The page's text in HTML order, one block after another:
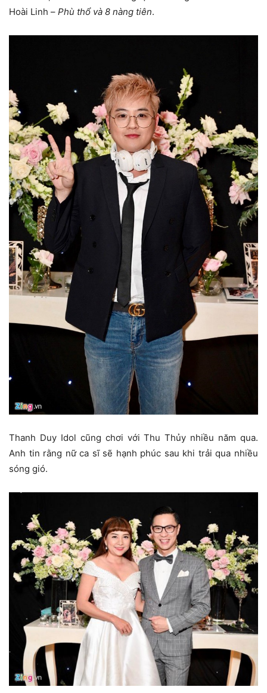
Hoài Linh – Phù thổ và 8 nàng tiên.
Thanh Duy Idol cũng chơi với Thu Thủy nhiều năm qua.
Anh tin rằng nữ ca sĩ sẽ hạnh phúc sau khi trải qua nhiều
sóng gió.